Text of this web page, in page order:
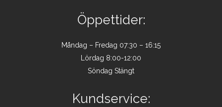
Öppettider:
Måndag – Fredag 07:30 – 16:15
Lördag 8:00-12:00
Söndag Stängt
Kundservice: